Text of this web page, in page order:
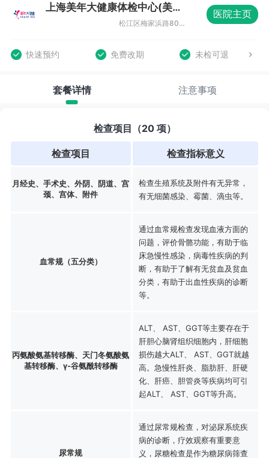
上海美年大健康体检中心(美涛分院)
松江区梅家浜路800弄双高广场2-9号
医院主页
快速预约 免费改期 未检可退
套餐详情 注意事项
检查项目（20 项）
检查项目 检查指标意义
月经史、手术史、外阴、阴道、宫
颈、宫体、附件
检查生殖系统及附件有无异常，
有无细菌感染、霉菌、滴虫等。
血常规（五分类）
通过血常规检查发现血液方面的
问题，评价骨骼功能，有助于临
床急慢性感染，病毒性疾病的判
断，有助于了解有无贫血及贫血
分类，有助于出血性疾病的诊断
等。
丙氨酸氨基转移酶、天门冬氨酸氨
基转移酶、γ-谷氨酰转移酶
ALT、 AST、GGT等主要存在于
肝胆心脑肾组织细胞内，肝细胞
损伤越大ALT、 AST、GGT就越
高。急慢性肝炎、脂肪肝、肝硬
化、肝癌、胆管炎等疾病均可引
起ALT、 AST、GGT等升高。
尿常规
通过尿常规检查，对泌尿系统疾
病的诊断，疗效观察有重要意
义，尿糖检查是作为糖尿病筛查